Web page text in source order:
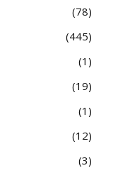
78
445
1
19
1
12
3